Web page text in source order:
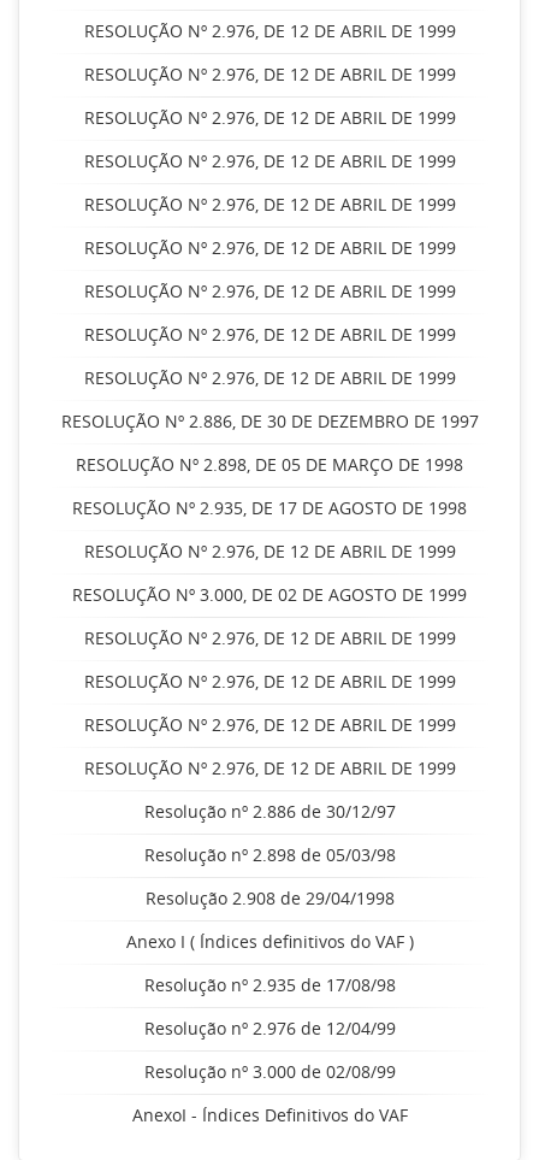
RESOLUÇÃO Nº 2.976, DE 12 DE ABRIL DE 1999
RESOLUÇÃO Nº 2.976, DE 12 DE ABRIL DE 1999
RESOLUÇÃO Nº 2.976, DE 12 DE ABRIL DE 1999
RESOLUÇÃO Nº 2.976, DE 12 DE ABRIL DE 1999
RESOLUÇÃO Nº 2.976, DE 12 DE ABRIL DE 1999
RESOLUÇÃO Nº 2.976, DE 12 DE ABRIL DE 1999
RESOLUÇÃO Nº 2.976, DE 12 DE ABRIL DE 1999
RESOLUÇÃO Nº 2.976, DE 12 DE ABRIL DE 1999
RESOLUÇÃO Nº 2.976, DE 12 DE ABRIL DE 1999
RESOLUÇÃO Nº 2.886, DE 30 DE DEZEMBRO DE 1997
RESOLUÇÃO Nº 2.898, DE 05 DE MARÇO DE 1998
RESOLUÇÃO Nº 2.935, DE 17 DE AGOSTO DE 1998
RESOLUÇÃO Nº 2.976, DE 12 DE ABRIL DE 1999
RESOLUÇÃO Nº 3.000, DE 02 DE AGOSTO DE 1999
RESOLUÇÃO Nº 2.976, DE 12 DE ABRIL DE 1999
RESOLUÇÃO Nº 2.976, DE 12 DE ABRIL DE 1999
RESOLUÇÃO Nº 2.976, DE 12 DE ABRIL DE 1999
RESOLUÇÃO Nº 2.976, DE 12 DE ABRIL DE 1999
Resolução nº 2.886 de 30/12/97
Resolução nº 2.898 de 05/03/98
Resolução 2.908 de 29/04/1998
Anexo I ( Índices definitivos do VAF )
Resolução nº 2.935 de 17/08/98
Resolução nº 2.976 de 12/04/99
Resolução nº 3.000 de 02/08/99
AnexoI - Índices Definitivos do VAF